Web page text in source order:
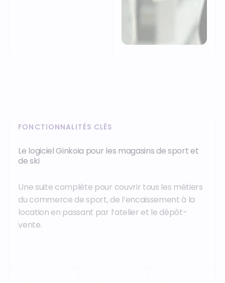
FONCTIONNALITÉS CLÉS
Le logiciel Ginkoia pour les magasins de sport et
de ski
Une suite complète pour couvrir tous les métiers
du commerce de sport, de l’encaissement à la
location en passant par l’atelier et le dépôt-
vente.